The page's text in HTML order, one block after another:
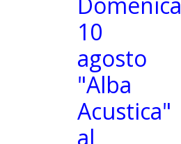
10
agosto
"Alba
Acustica"
al